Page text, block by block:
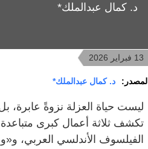
د. كمال عبدالملك*
13 فبراير 2026
المصدر: د. كمال عبدالملك*
ليست حياة العزلة نزوةً عابرة،
تكشف ثلاثة أعمال كبرى متباعدة
الفيلسوف الأندلسي العربي،